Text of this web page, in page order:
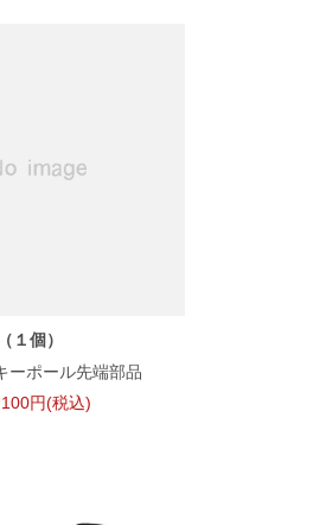
１個）
ーポール先端部品
円(税込)